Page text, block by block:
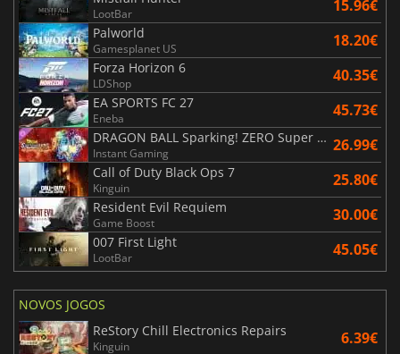
LootBar 15.96€
Palworld
Gamesplanet US 18.20€
Forza Horizon 6
LDShop 40.35€
EA SPORTS FC 27
Eneba 45.73€
DRAGON BALL Sparking! ZERO Super Limit Breaking NEO
Instant Gaming 26.99€
Call of Duty Black Ops 7
Kinguin 25.80€
Resident Evil Requiem
Game Boost 30.00€
007 First Light
LootBar 45.05€
NOVOS JOGOS
ReStory Chill Electronics Repairs
Kinguin 6.39€